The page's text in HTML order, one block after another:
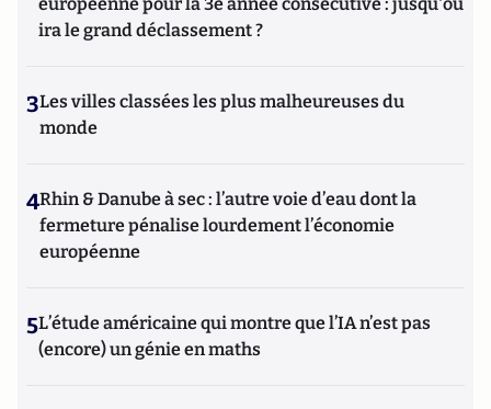
ira le grand déclassement ?
3Les villes classées les plus malheureuses du
monde
4Rhin & Danube à sec : l’autre voie d’eau dont la
fermeture pénalise lourdement l’économie
européenne
5L’étude américaine qui montre que l’IA n’est pas
(encore) un génie en maths